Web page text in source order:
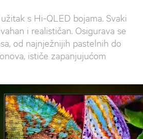
s Hi-QLED bojama. Svaki
i realističan. Osigurava se
od najnježnijih pastelnih do
ističe zapanjujućom